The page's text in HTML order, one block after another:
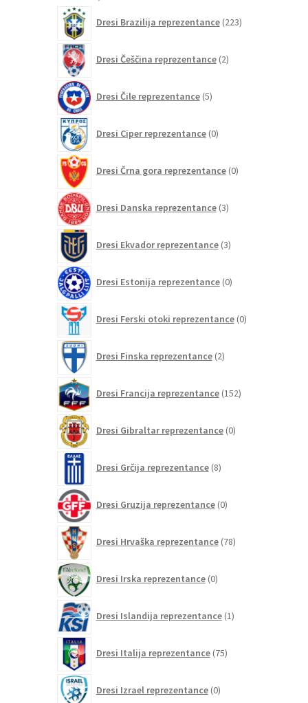
Dresi Brazilija reprezentance 223izdelkov
Dresi Češčina reprezentance 2izdelka
Dresi Čile reprezentance 5izdelkov
Dresi Ciper reprezentance 0izdelkov
Dresi Črna gora reprezentance 0izdelkov
Dresi Danska reprezentance 3izdelki
Dresi Ekvador reprezentance 3izdelki
Dresi Estonija reprezentance 0izdelkov
Dresi Ferski otoki reprezentance 0izdelkov
Dresi Finska reprezentance 2izdelka
Dresi Francija reprezentance 152izdelkov
Dresi Gibraltar reprezentance 0izdelkov
Dresi Grčija reprezentance 8izdelkov
Dresi Gruzija reprezentance 0izdelkov
Dresi Hrvaška reprezentance 78izdelkov
Dresi Irska reprezentance 0izdelkov
Dresi Islandija reprezentance 1izdelek
Dresi Italija reprezentance 75izdelkov
Dresi Izrael reprezentance 0izdelkov